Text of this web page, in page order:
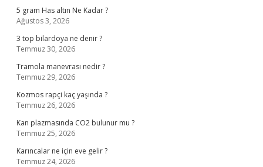
5 gram Has altın Ne Kadar ?
Ağustos 3, 2026
3 top bilardoya ne denir ?
Temmuz 30, 2026
Tramola manevrası nedir ?
Temmuz 29, 2026
Kozmos rapçi kaç yaşında ?
Temmuz 26, 2026
Kan plazmasında CO2 bulunur mu ?
Temmuz 25, 2026
Karıncalar ne için eve gelir ?
Temmuz 24, 2026